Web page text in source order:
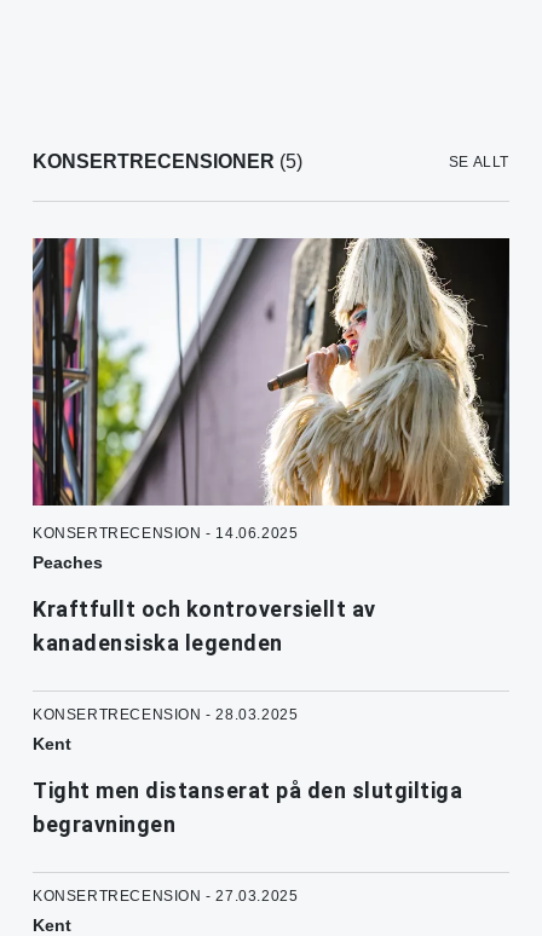
KONSERTRECENSIONER (5) SE ALLT
KONSERTRECENSION - 14.06.2025
Peaches
Kraftfullt och kontroversiellt av
kanadensiska legenden
KONSERTRECENSION - 28.03.2025
Kent
Tight men distanserat på den slutgiltiga
begravningen
KONSERTRECENSION - 27.03.2025
Kent